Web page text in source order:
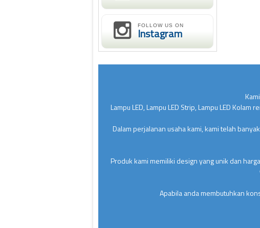
FOLLOW US ON
Instagram
Lampu LED, Lampu LED Strip, Lampu LED
Dalam perjalanan usaha kami, kami telah
Produk kami memiliki design yang unik dan
Apabila anda membutuhkan